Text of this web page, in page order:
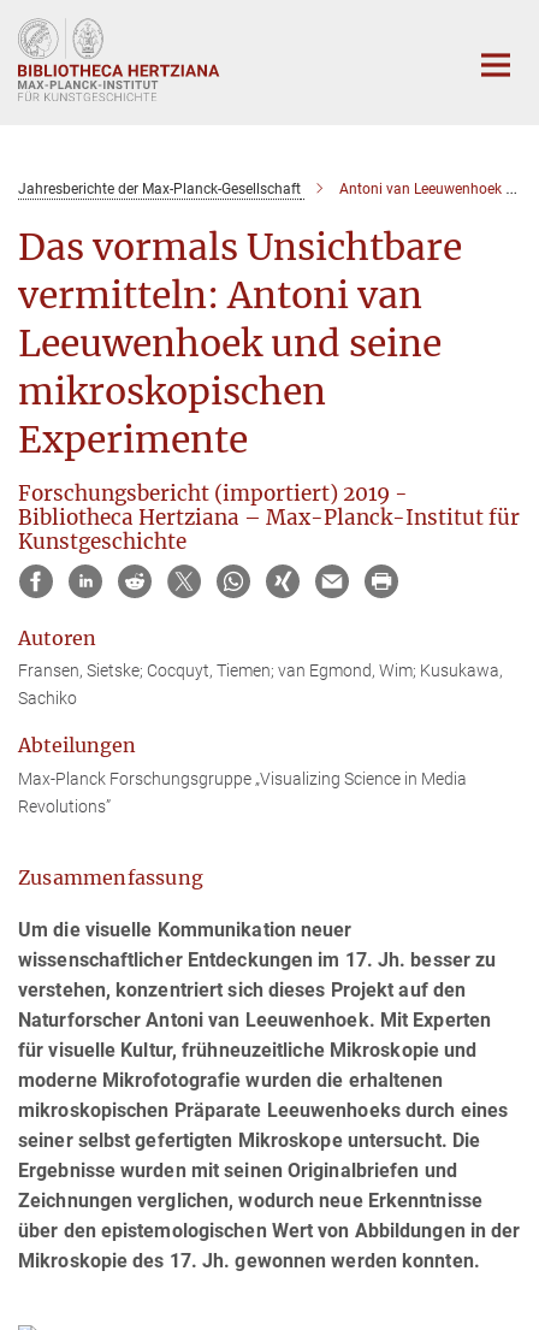
Hauptinhalt
Jahresberichte der Max-Planck-Gesellschaft Antoni van Leeuwenhoek und seine mikroskopischen Experimente
Das vormals Unsichtbare
vermitteln: Antoni van
Leeuwenhoek und seine
mikroskopischen
Experimente
Forschungsbericht (importiert) 2019 -
Bibliotheca Hertziana – Max-Planck-Institut für
Kunstgeschichte
Autoren
Fransen, Sietske; Cocquyt, Tiemen; van Egmond, Wim; Kusukawa,
Sachiko
Abteilungen
Max-Planck Forschungsgruppe „Visualizing Science in Media
Revolutions”
Zusammenfassung
Um die visuelle Kommunikation neuer
wissenschaftlicher Entdeckungen im 17. Jh. besser zu
verstehen, konzentriert sich dieses Projekt auf den
Naturforscher Antoni van Leeuwenhoek. Mit Experten
für visuelle Kultur, frühneuzeitliche Mikroskopie und
moderne Mikrofotografie wurden die erhaltenen
mikroskopischen Präparate Leeuwenhoeks durch eines
seiner selbst gefertigten Mikroskope untersucht. Die
Ergebnisse wurden mit seinen Originalbriefen und
Zeichnungen verglichen, wodurch neue Erkenntnisse
über den epistemologischen Wert von Abbildungen in der
Mikroskopie des 17. Jh. gewonnen werden konnten.